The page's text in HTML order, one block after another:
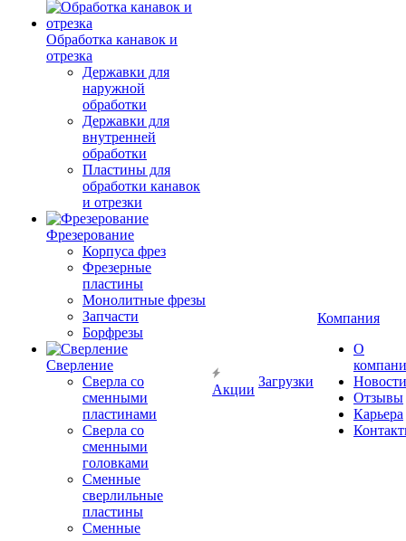
Обработка канавок и
отрезка
Державки для
наружной
обработки
Державки для
внутренней
обработки
Пластины для
обработки канавок
и отрезки
Фрезерование
Корпуса фрез
Фрезерные
пластины
Монолитные фрезы
Запчасти
Борфрезы
Сверление
Сверла со
сменными
пластинами
Сверла со
сменными
головками
Сменные
сверлильные
пластины
Сменные
Акции
Загрузки
Компания
О
Новости
Отзывы
Карьера